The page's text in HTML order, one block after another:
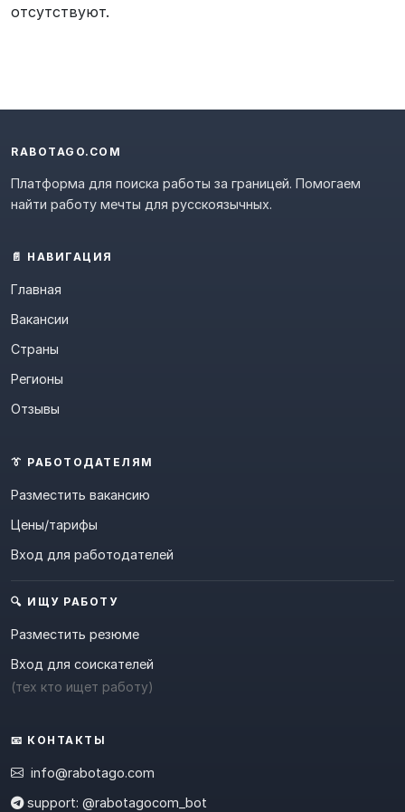
отсутствуют.
RABOTAGO.COM
Платформа для поиска работы за границей. Помогаем
найти работу мечты для русскоязычных.
📄 НАВИГАЦИЯ
Главная
Вакансии
Страны
Регионы
Отзывы
👔 РАБОТОДАТЕЛЯМ
Разместить вакансию
Цены/тарифы
Вход для работодателей
🔍 ИЩУ РАБОТУ
Разместить резюме
Вход для соискателей
(тех кто ищет работу)
📧 КОНТАКТЫ
info@rabotago.com
support: @rabotagocom_bot